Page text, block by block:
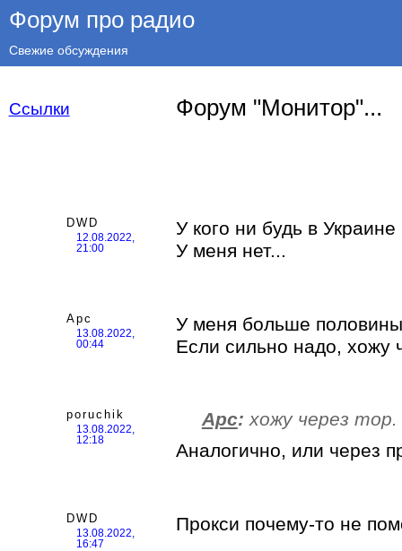
Форум про радио
Свежие обсуждения
Ссылки Форум "Монитор"...
DWD
12.08.2022,
21:00
У кого ни будь в
У меня нет...
Арс
13.08.2022,
00:44
У меня больше
Если сильно надо, хожу
poruchik
13.08.2022,
12:18
Арс: хожу через тор.
Аналогично, или через
DWD
13.08.2022,
16:47
Прокси почему-то не